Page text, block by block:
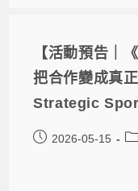
【活動預告｜
把合作變成真
Strategic
2026-05-15